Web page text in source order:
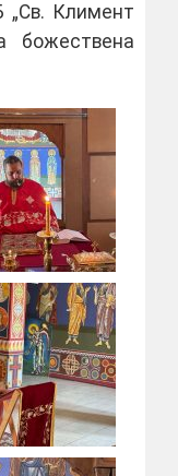
„Св. Климент
божествена